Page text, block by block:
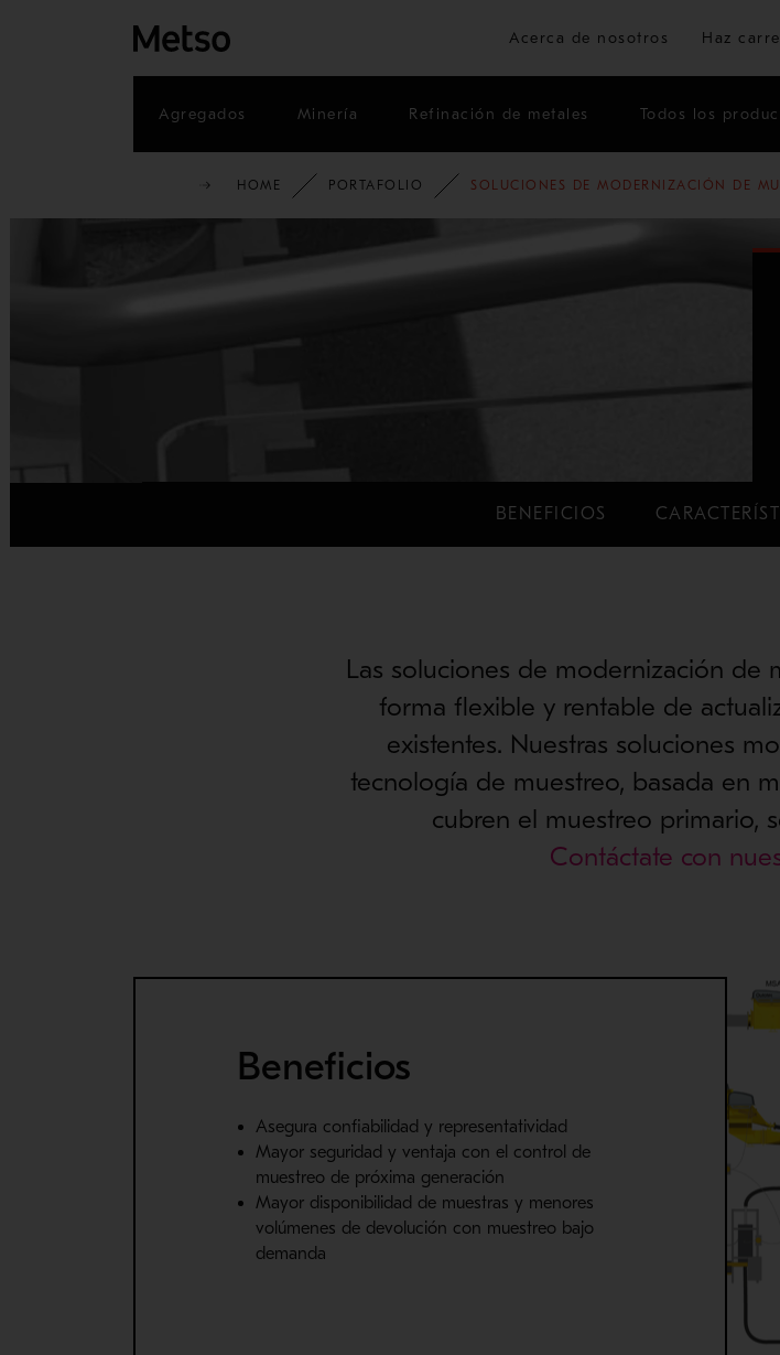
Ir al contenido
Acerca de nosotros Haz
Agregados Minería Refinación de metales Todos los
HOME PORTAFOLIO SOLUCIONES DE MODERNIZACIÓN DE
BENEFICIOS
Las soluciones de modernización de
forma flexible y rentable de
existentes. Nuestras soluciones
tecnología de muestreo, basada en
cubren el muestreo primario,
Contáctate con
Beneficios
Asegura confiabilidad y representatividad
Mayor seguridad y ventaja con el control de
muestreo de próxima generación
Mayor disponibilidad de muestras y menores
volúmenes de devolución con muestreo bajo
demanda